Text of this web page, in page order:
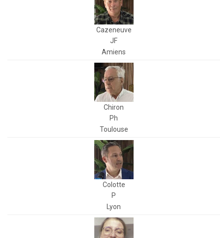
Cazeneuve
JF
Amiens
Chiron
Ph
Toulouse
Colotte
P
Lyon